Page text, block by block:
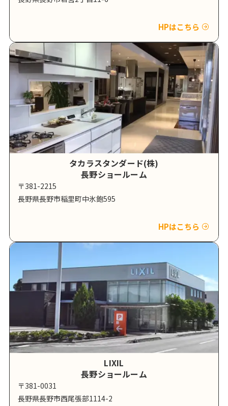
HPはこちら
タカラスタンダード(株)
長野ショールーム
〒381-2215
長野県長野市稲里町中氷鉋595
HPはこちら
LIXIL
長野ショールーム
〒381-0031
長野県長野市西尾張部1114-2